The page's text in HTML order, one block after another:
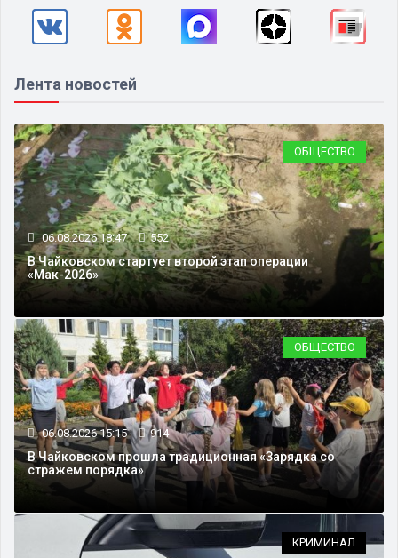
Лента новостей
ОБЩЕСТВО
06.08.2026 18:47 552
В Чайковском стартует второй этап операции
«Мак-2026»
ОБЩЕСТВО
06.08.2026 15:15 914
В Чайковском прошла традиционная «Зарядка со
стражем порядка»
КРИМИНАЛ